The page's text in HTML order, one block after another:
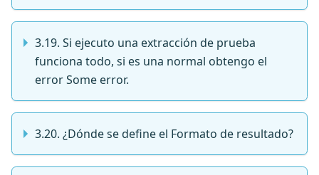
3.19. Si ejecuto una extracción de prueba
funciona todo, si es una normal obtengo el
error Some error.
3.20. ¿Dónde se define el Formato de resultado?